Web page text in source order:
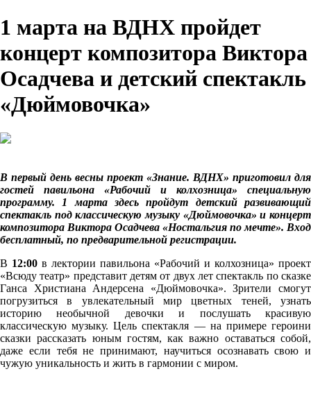
1 марта на ВДНХ пройдет
концерт композитора Виктора
Осадчева и детский спектакль
«Дюймовочка»
В первый день весны проект «Знание. ВДНХ» приготовил для
гостей павильона «Рабочий и колхозница» специальную
программу. 1 марта здесь пройдут детский развивающий
спектакль под классическую музыку «Дюймовочка» и концерт
композитора Виктора Осадчева «Ностальгия по мечте». Вход
бесплатный, по предварительной регистрации.
В 12:00 в лектории павильона «Рабочий и колхозница» проект
«Всюду театр» представит детям от двух лет спектакль по сказке
Ганса Христиана Андерсена «Дюймовочка». Зрители смогут
погрузиться в увлекательный мир цветных теней, узнать
историю необычной девочки и послушать красивую
классическую музыку. Цель спектакля — на примере героини
сказки рассказать юным гостям, как важно оставаться собой,
даже если тебя не принимают, научиться осознавать свою и
чужую уникальность и жить в гармонии с миром.